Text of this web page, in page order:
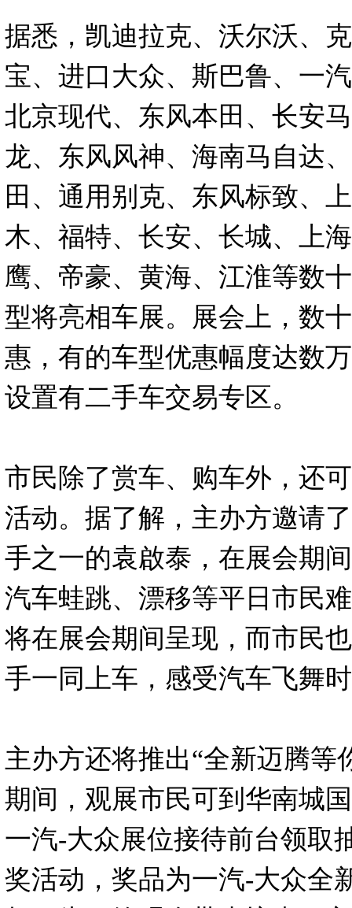
据悉，凯迪拉克、沃尔沃、
宝、进口大众、斯巴鲁、一
北京现代、东风本田、长安
龙、东风风神、海南马自达
田、通用别克、东风标致、
木、福特、长安、长城、上
鹰、帝豪、黄海、江淮等数
型将亮相车展。展会上，数
惠，有的车型优惠幅度达数
设置有二手车交易专区。
市民除了赏车、购车外，还
活动。据了解，主办方邀请
手之一的袁啟泰，在展会期
汽车蛙跳、漂移等平日市民
将在展会期间呈现，而市民
手一同上车，感受汽车飞舞
主办方还将推出“全新迈腾等
期间，观展市民可到华南城
一汽-大众展位接待前台领取
奖活动，奖品为一汽-大众全